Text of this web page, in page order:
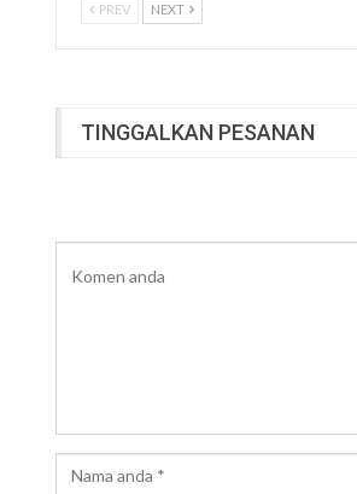
PREV NEXT
TINGGALKAN PESANAN